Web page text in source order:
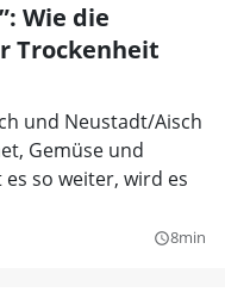
Wie die
Trockenheit
und Neustadt/Aisch
Gemüse und
so weiter, wird es
query_builder8min